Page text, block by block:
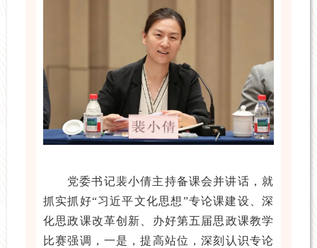
党委书记裴小倩主持备课会并讲话，就
抓实抓好“习近平文化思想”专论课建设、深
化思政课改革创新、办好第五届思政课教学
比赛强调，一是，提高站位，深刻认识专论